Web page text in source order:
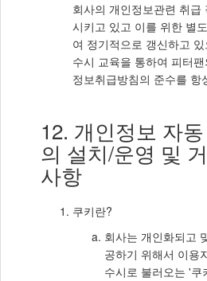
회사의 개인정보관련 취급
시키고 있고 이를 위한 별
여 정기적으로 갱신하고
수시 교육을 통하여 피터
정보취급방침의 준수를 항
12. 개인정보 자
의 설치/운영 및
사항
쿠키란?
회사는 개인화되고
공하기 위해서 이용
수시로 불러오는 '